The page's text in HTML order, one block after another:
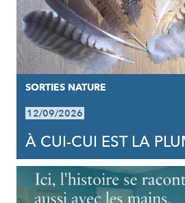
SORTIES NATURE
12/09/2026
À CUI-CUI EST LA